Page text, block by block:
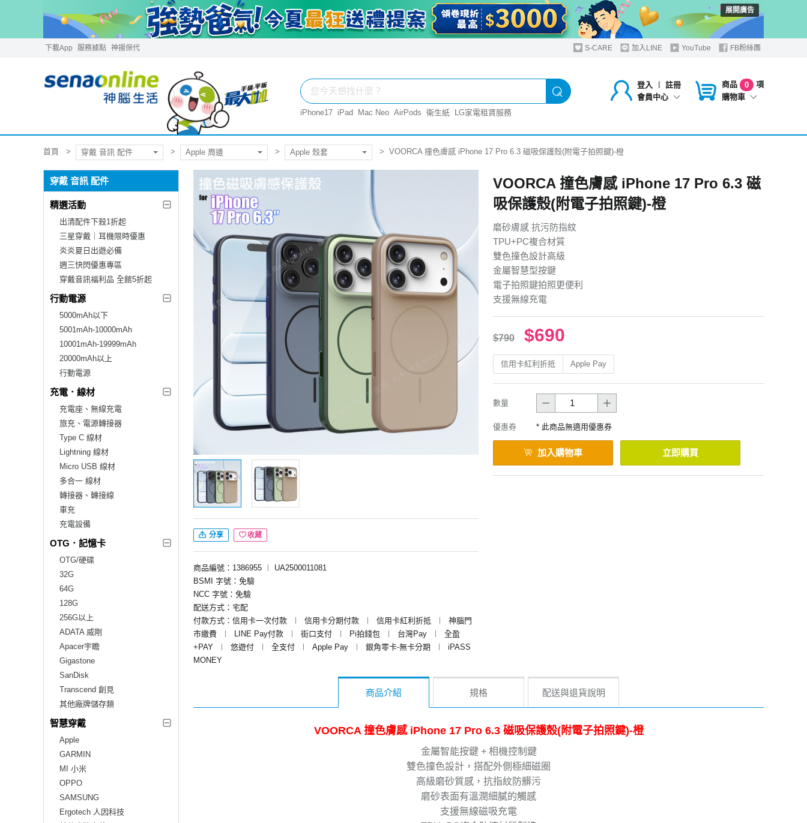
展開廣告
下載App 服務據點 神揚保代 S-CARE 加入LINE YouTube FB粉絲團
登入 ︱
註冊
會員中心
商品 0
項
購物車
iPhone17 iPad Mac Neo AirPods 衛生紙 LG家電租賃服務
首頁 穿戴 音訊 配件 Apple 周邊 Apple 殼套 VOORCA 撞色膚感 iPhone 17 Pro 6.3 磁吸保護殼(附電子拍照鍵)-橙
穿戴 音訊 配件
精選活動
出清配件下殺1折起
三星穿戴｜耳機限時優惠
炎炎夏日出遊必備
週三快閃優惠專區
穿戴音訊福利品 全館5折起
行動電源
5000mAh以下
5001mAh-10000mAh
10001mAh-19999mAh
20000mAh以上
行動電源
充電．線材
充電座、無線充電
旅充、電源轉接器
Type C 線材
Lightning 線材
Micro USB 線材
多合一 線材
轉接器、轉接線
車充
充電設備
OTG．記憶卡
OTG/硬碟
32G
64G
128G
256G以上
ADATA 威剛
Apacer宇瞻
Gigastone
SanDisk
Transcend 創見
其他廠牌儲存類
智慧穿戴
Apple
GARMIN
MI 小米
OPPO
SAMSUNG
Ergotech 人因科技
分享 收藏
商品編號：1386955 ︱
UA2500011081
BSMI 字號：免驗
NCC 字號：免驗
配送方式：宅配
付款方式：信用卡一次付款
︱ 信用卡分期付款 ︱ 信用卡紅利折抵 ︱
神腦門
市繳費
︱ LINE Pay付款 ︱ 街口支付 ︱ Pi拍錢包 ︱ 台灣Pay ︱
全盈
+PAY
︱ 悠遊付 ︱ 全支付 ︱ Apple Pay ︱ 銀角零卡-無卡分期 ︱
iPASS
MONEY
VOORCA 撞色膚感 iPhone 17 Pro 6.3 磁
吸保護殼(附電子拍照鍵)-橙
磨砂膚感 抗污防指紋
TPU+PC複合材質
雙色撞色設計高級
金屬智慧型按鍵
電子拍照鍵拍照更便利
支援無線充電
$790 $690
信用卡紅利折抵 Apple Pay
數量
優惠券 * 此商品無適用優惠券
加入購物車 立即購買
商品介紹 規格 配送與退貨說明
VOORCA 撞色膚感 iPhone 17 Pro 6.3 磁吸保護殼(附電子拍照鍵)-橙
金屬智能按鍵 + 相機控制鍵
雙色撞色設計，搭配外側極細磁圈
高級磨砂質感，抗指紋防髒污
磨砂表面有溫潤細膩的觸感
支援無線磁吸充電